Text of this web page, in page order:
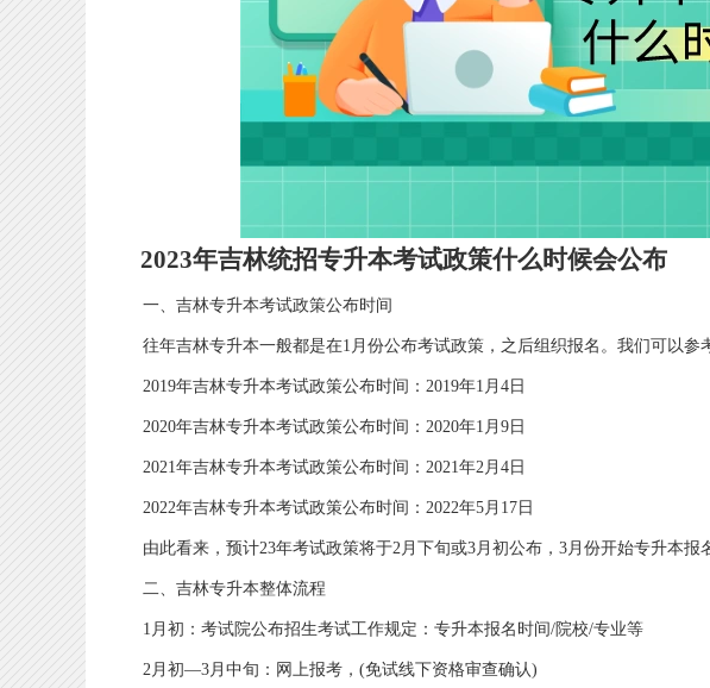
2023年吉林统招专升本考试政策什么时候会公布
一、吉林专升本考试政策公布时间
往年吉林专升本一般都是在1月份公布考试政策，之后组织报名。我们可以参
2019年吉林专升本考试政策公布时间：2019年1月4日
2020年吉林专升本考试政策公布时间：2020年1月9日
2021年吉林专升本考试政策公布时间：2021年2月4日
2022年吉林专升本考试政策公布时间：2022年5月17日
由此看来，预计23年考试政策将于2月下旬或3月初公布，3月份开始专升本报
二、吉林专升本整体流程
1月初：考试院公布招生考试工作规定：专升本报名时间/院校/专业等
2月初—3月中旬：网上报考，(免试线下资格审查确认)